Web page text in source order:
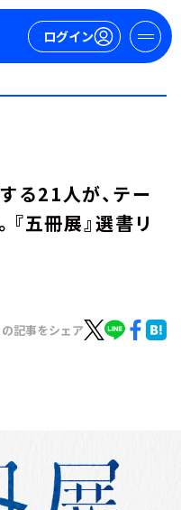
ログイン
る21人が、テー
五冊展』選書リ
の記事をシェア